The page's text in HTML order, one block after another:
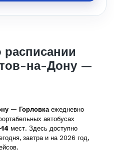
на-Дону —
— Горловкаежедневно
автобусах
мест. Здесь доступно
завтра и на 2026 год,